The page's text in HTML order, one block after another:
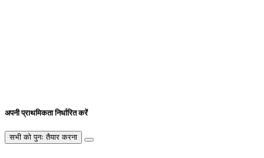
अपनी प्राथमिकता निर्धारित करें
सभी को पुनः तैयार करना